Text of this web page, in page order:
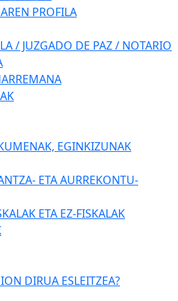
PROFILA
/ JUZGADO DE PAZ / NOTARIO
EGINKIZUNAK
ETA AURREKONTU-
ETA EZ-FISKALAK
DIRUA ESLEITZEA?